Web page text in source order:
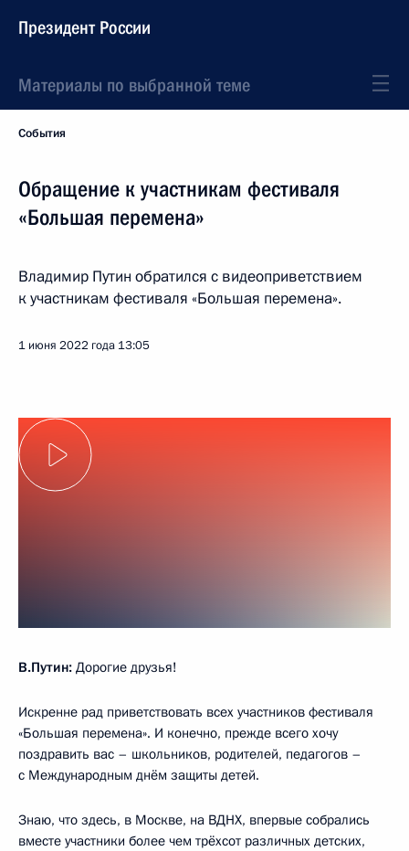
Президент России
Материалы по выбранной теме
События
Обращение к участникам фестиваля
«Большая перемена»
Владимир Путин обратился с видеоприветствием
к участникам фестиваля «Большая перемена».
1 июня 2022 года 13:05
В.Путин: Дорогие друзья!
Искренне рад приветствовать всех участников фестиваля
«Большая перемена». И конечно, прежде всего хочу
поздравить вас – школьников, родителей, педагогов –
с Международным днём защиты детей.
Знаю, что здесь, в Москве, на ВДНХ, впервые собрались
вместе участники более чем трёхсот различных детских,